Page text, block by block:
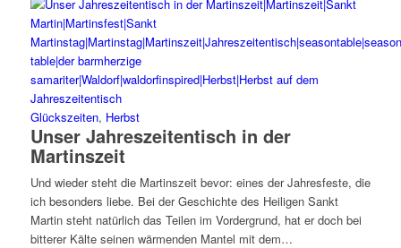
Glückszeiten, Herbst
Unser Jahreszeitentisch in der
Martinszeit
Und wieder steht die Martinszeit bevor: eines der Jahresfeste, die
ich besonders liebe. Bei der Geschichte des Heiligen Sankt
Martin steht natürlich das Teilen im Vordergrund, hat er doch bei
bitterer Kälte seinen wärmenden Mantel mit dem…